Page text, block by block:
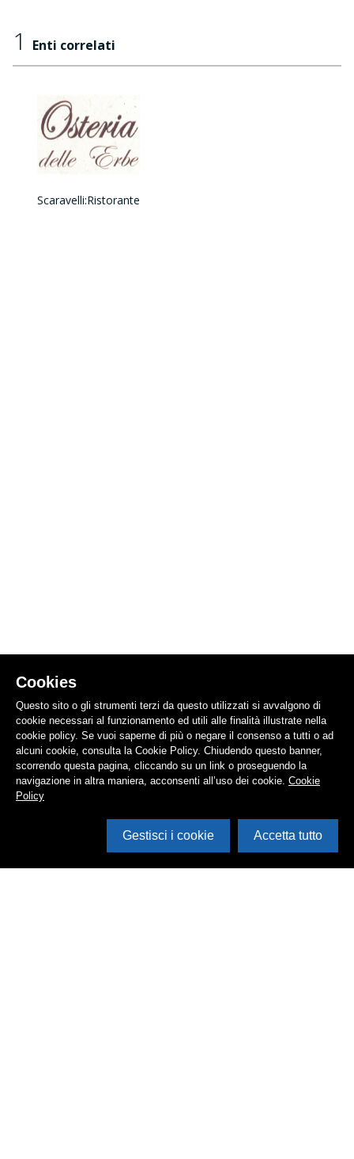
1 Enti correlati
Scaravelli:Ristorante
Cookies
Questo sito o gli strumenti terzi da questo utilizzati si avvalgono di
cookie necessari al funzionamento ed utili alle finalità illustrate nella
cookie policy. Se vuoi saperne di più o negare il consenso a tutti o ad
alcuni cookie, consulta la Cookie Policy. Chiudendo questo banner,
scorrendo questa pagina, cliccando su un link o proseguendo la
navigazione in altra maniera, acconsenti all’uso dei cookie. Cookie
Policy
Gestisci i cookie Accetta tutto